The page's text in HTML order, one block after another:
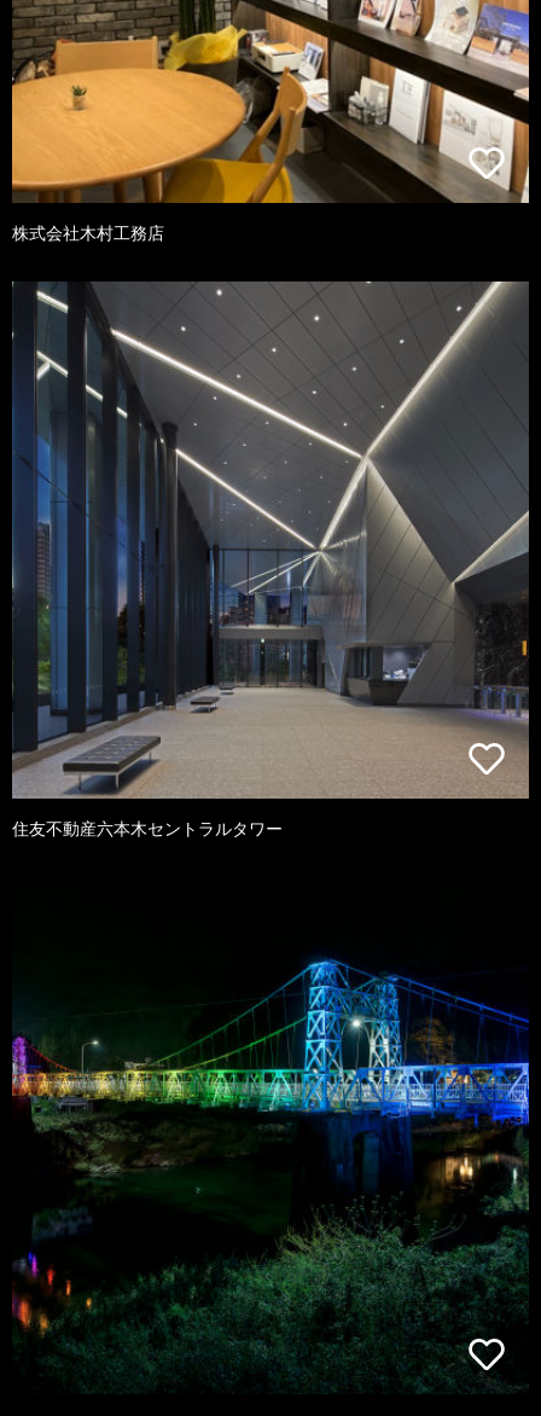
株式会社木村工務店
住友不動産六本木セントラルタワー